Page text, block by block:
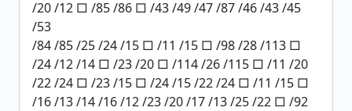
/20 /12 □ /85 /86 □ /43 /49 /47 /87 /46 /43 /45
/53
/84 /85 /25 /24 /15 □ /11 /15 □ /98 /28 /113 □
/24 /12 /14 □ /23 /20 □ /114 /26 /115 □ /11 /20
/22 /24 □ /23 /15 □ /24 /15 /22 /24 □ /11 /15 □
/16 /13 /14 /16 /12 /23 /20 /17 /13 /25 /22 □ /92